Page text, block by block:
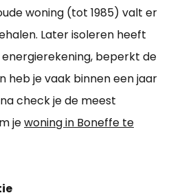
woning (tot 1985) valt er
Later isoleren heeft
beperkt de
heb je vaak binnen een jaar
check je de meest
jewoning in Boneffe te